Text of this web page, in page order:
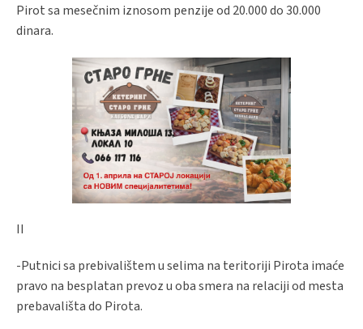
Pirot sa mesečnim iznosom penzije od 20.000 do 30.000
dinara.
II
-Putnici sa prebivalištem u selima na teritoriji Pirota imaće
pravo na besplatan prevoz u oba smera na relaciji od mesta
prebavališta do Pirota.